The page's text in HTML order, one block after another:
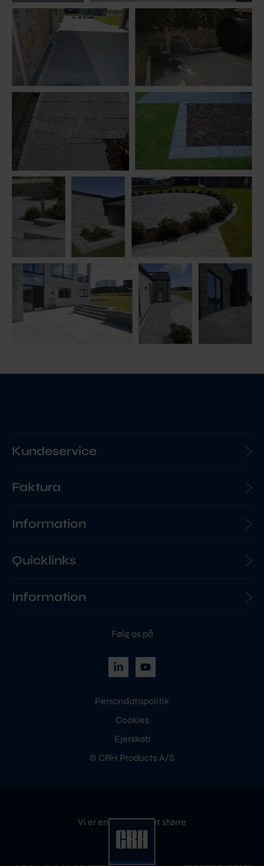
Kundeservice
Faktura
Information
Quicklinks
Information
Følg os på
Persondatapolitik
Cookies
Ejerskab
© CRH Products A/S
Vi er en del af noget større